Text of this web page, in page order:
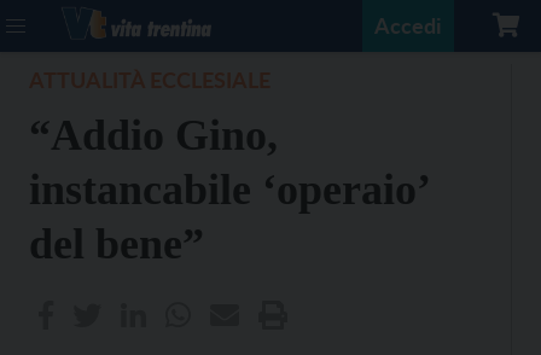
Accedi
“Addio Gino,
instancabile ‘operaio’
del bene”